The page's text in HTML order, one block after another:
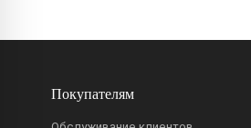
Покупателям